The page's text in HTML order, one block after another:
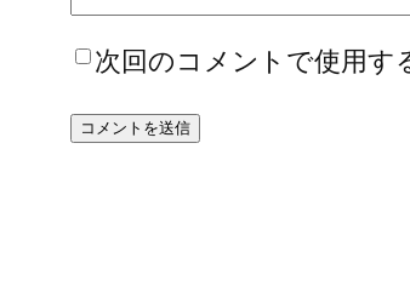
次回のコメントで使用す